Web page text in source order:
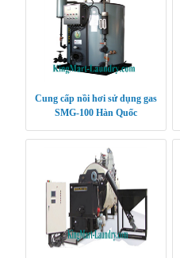
Cung cấp nồi hơi sử dụng gas
SMG-100 Hàn Quốc